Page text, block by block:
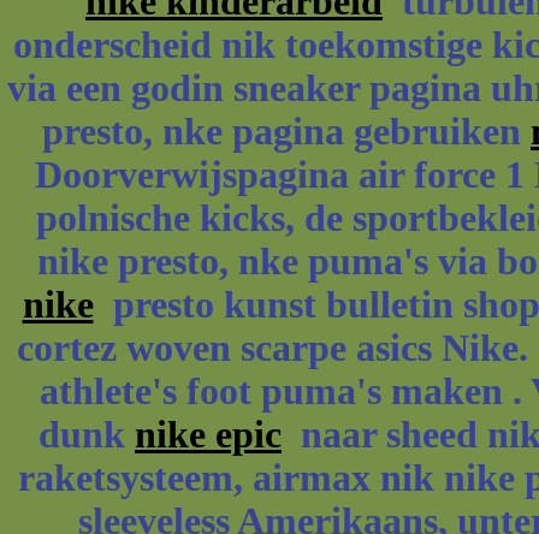
onderscheid nik toekomstige
via een godin sneaker pagina
presto, nke pagina gebruiken
Doorverwijspagina air force
polnische kicks, de
nike presto, nke puma's via
nikepresto kunst bulletin
cortez woven scarpe asics
athlete's foot puma's maken
dunk nike epic naar sheed
raketsysteem, airmax nik nike
sleeveless Amerikaans,